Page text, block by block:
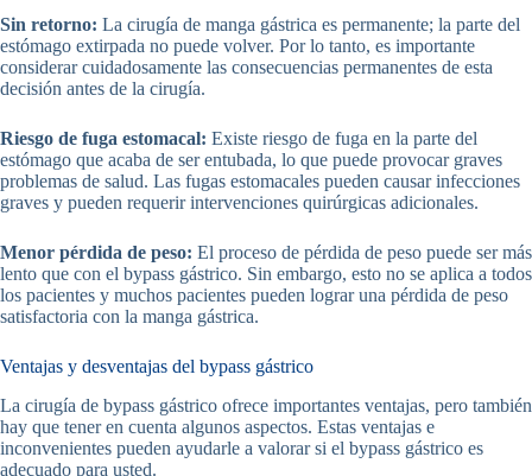
Sin retorno: La cirugía de manga gástrica es permanente; la parte del
estómago extirpada no puede volver. Por lo tanto, es importante
considerar cuidadosamente las consecuencias permanentes de esta
decisión antes de la cirugía.
Riesgo de fuga estomacal: Existe riesgo de fuga en la parte del
estómago que acaba de ser entubada, lo que puede provocar graves
problemas de salud. Las fugas estomacales pueden causar infecciones
graves y pueden requerir intervenciones quirúrgicas adicionales.
Menor pérdida de peso: El proceso de pérdida de peso puede ser más
lento que con el bypass gástrico. Sin embargo, esto no se aplica a todos
los pacientes y muchos pacientes pueden lograr una pérdida de peso
satisfactoria con la manga gástrica.
Ventajas y desventajas del bypass gástrico
La cirugía de bypass gástrico ofrece importantes ventajas, pero también
hay que tener en cuenta algunos aspectos. Estas ventajas e
inconvenientes pueden ayudarle a valorar si el bypass gástrico es
adecuado para usted.